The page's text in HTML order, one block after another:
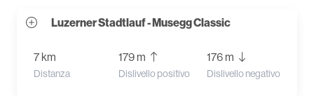
Luzerner Stadtlauf - Musegg Classic
7 km
Distanza
179 m
Dislivello positivo
176 m
Dislivello negativo